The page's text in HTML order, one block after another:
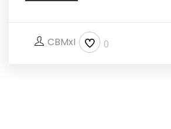
CBMxI 0